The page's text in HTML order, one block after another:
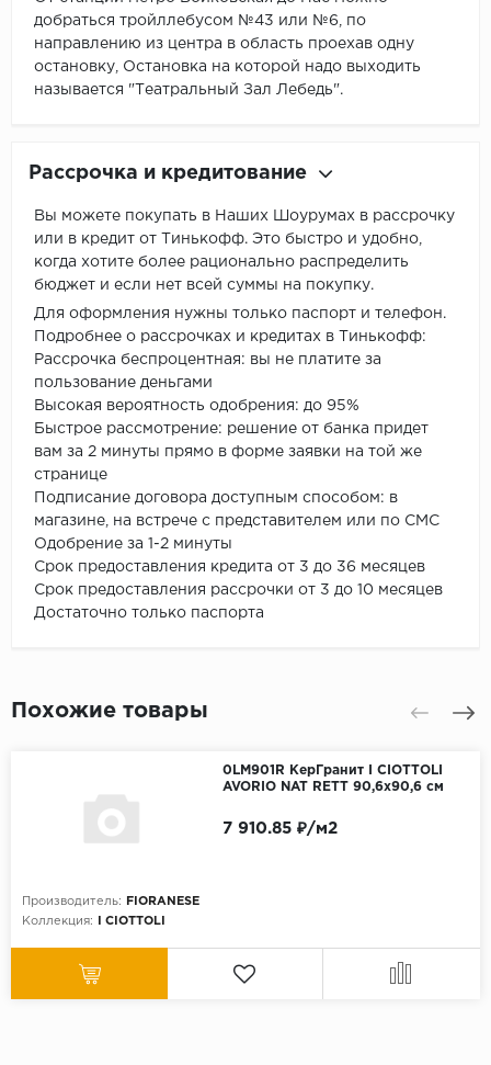
добраться тройллебусом №43 или №6, по
направлению из центра в область проехав одну
остановку, Остановка на которой надо выходить
называется "Театральный Зал Лебедь".
Рассрочка и кредитование
Вы можете покупать в Наших Шоурумах в рассрочку
или в кредит от Тинькофф. Это быстро и удобно,
когда хотите более рационально распределить
бюджет и если нет всей суммы на покупку.
Для оформления нужны только паспорт и телефон.
Подробнее о рассрочках и кредитах в Тинькофф:
Рассрочка беспроцентная: вы не платите за
пользование деньгами
Высокая вероятность одобрения: до 95%
Быстрое рассмотрение: решение от банка придет
вам за 2 минуты прямо в форме заявки на той же
странице
Подписание договора доступным способом: в
магазине, на встрече с представителем или по СМС
Одобрение за 1-2 минуты
Срок предоставления кредита от 3 до 36 месяцев
Срок предоставления рассрочки от 3 до 10 месяцев
Достаточно только паспорта
Похожие товары
0LM901R КерГранит I CIOTTOLI
AVORIO NAT RETT 90,6x90,6 см
Производитель:
FIORANESE
Коллекция:
I CIOTTOLI
7 910.85 ₽/м2